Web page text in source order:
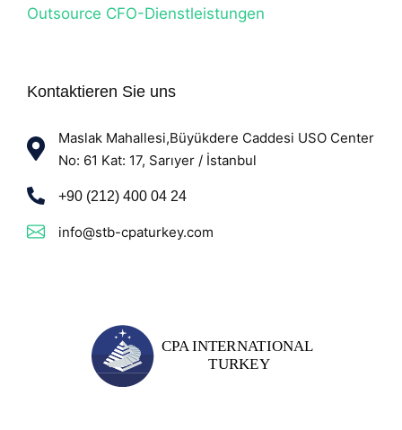
Outsource CFO-Dienstleistungen
Kontaktieren Sie uns
Maslak Mahallesi,Büyükdere Caddesi USO Center
No: 61 Kat: 17, Sarıyer / İstanbul
+90 (212) 400 04 24
info@stb-cpaturkey.com